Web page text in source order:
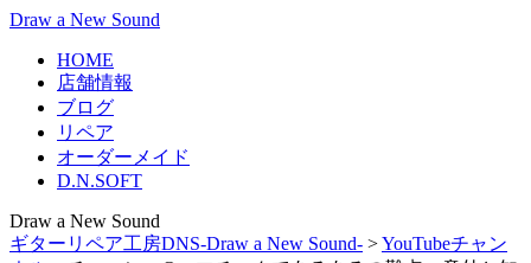
Draw a New Sound
HOME
店舗情報
ブログ
リペア
オーダーメイド
D.N.SOFT
Draw a New Sound
ギターリペア工房DNS-Draw a New Sound- >YouTubeチャン